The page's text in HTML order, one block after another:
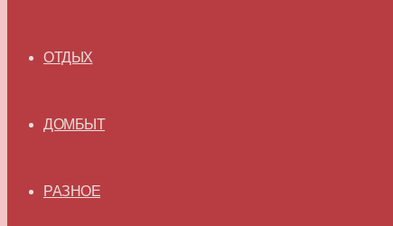
ОТДЫХ
ДОМБЫТ
РАЗНОЕ